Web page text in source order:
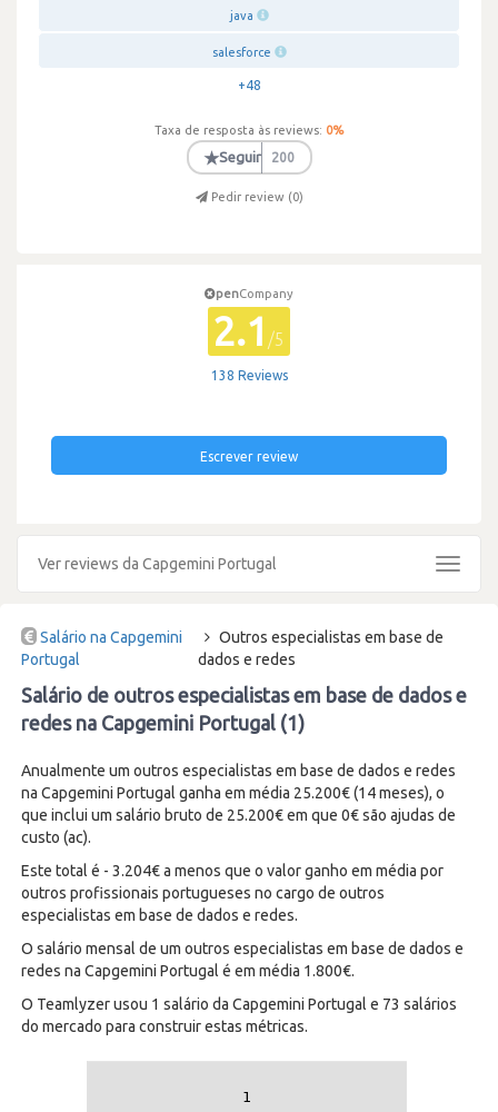
java
salesforce
+48
Taxa de resposta às reviews: 0%
★Seguir 200
Pedir review (0)
penCompany
2.1 /5
138 Reviews
Escrever review
Ver reviews da Capgemini Portugal
Toggle
Salário na Capgemini
Portugal
Outros especialistas em base de
dados e redes
Salário de outros especialistas em base de dados e
redes na Capgemini Portugal (1)
Anualmente um outros especialistas em base de dados e redes
na Capgemini Portugal ganha em média 25.200€ (14 meses), o
que inclui um salário bruto de 25.200€ em que 0€ são ajudas de
custo (ac).
Este total é - 3.204€ a menos que o valor ganho em média por
outros profissionais portugueses no cargo de outros
especialistas em base de dados e redes.
O salário mensal de um outros especialistas em base de dados e
redes na Capgemini Portugal é em média 1.800€.
O Teamlyzer usou 1 salário da Capgemini Portugal e 73 salários
do mercado para construir estas métricas.